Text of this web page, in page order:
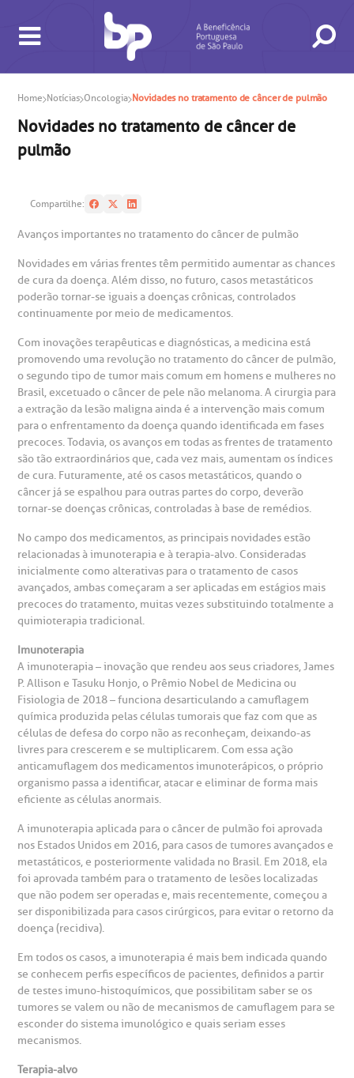
BUSCA
CONSULTAS E EXAMES
de consultas e exames
in antecipado
de exames
de Exames
ATENDIMENTO 24H
SAC
A BP conta com você para melhorar sempre a qualidade do
atendimento e dos serviços prestados.
A Ouvidoria e SAC são canais para você, cliente da BP, tirar
suas dúvidas, registrar suas reclamações ou fazer elogios
relacionados ao nosso atendimento e aos nossos serviços.
Horário de atendimento: 2ª a 6ª feira das 7h às 18h
(11)3505-1000
ouvidoria@bp.org.br
CONHEÇA AS UNIDADES
Hospital BP
Endereço:
Rua Maestro Cardim, 769
CEP: 01323-001 | Bela Vista
São Paulo - SP
BP Mirante
Saiba mais
INSTITUCIONAL
e Pesquisa
do médico
de conduta
social da BP
corporativa
social
a BP
NOSSOS SERVIÇOS
Telemedicina BP
Teleinterconsulta
INFORMAÇÕES ÚTEIS
de atendimento
de Visita
socorro
de cópia de prontuário médico
de orçamento particular
de veracidade de atestado
atendimento
Cirurgia
ESPECIALIDADES
de Oncologia e Hematologia
de Excelência em Neurologia e
de Excelência em Ortopedia
especialidades
Home Notícias Oncologia Novidades no tratamento de câncer de pulmão
Novidades no tratamento de câncer de
pulmão
Compartilhe:
Avanços importantes no tratamento do câncer de pulmão
Novidades em várias frentes têm permitido aumentar as chances
de cura da doença. Além disso, no futuro, casos metastáticos
poderão tornar-se iguais a doenças crônicas, controlados
continuamente por meio de medicamentos.
Com inovações terapêuticas e diagnósticas, a medicina está
promovendo uma revolução no tratamento do câncer de pulmão,
o segundo tipo de tumor mais comum em homens e mulheres no
Brasil, excetuado o câncer de pele não melanoma. A cirurgia para
a extração da lesão maligna ainda é a intervenção mais comum
para o enfrentamento da doença quando identificada em fases
precoces. Todavia, os avanços em todas as frentes de tratamento
são tão extraordinários que, cada vez mais, aumentam os índices
de cura. Futuramente, até os casos metastáticos, quando o
câncer já se espalhou para outras partes do corpo, deverão
tornar-se doenças crônicas, controladas à base de remédios.
No campo dos medicamentos, as principais novidades estão
relacionadas à imunoterapia e à terapia-alvo. Consideradas
inicialmente como alterativas para o tratamento de casos
avançados, ambas começaram a ser aplicadas em estágios mais
precoces do tratamento, muitas vezes substituindo totalmente a
quimioterapia tradicional.
Imunoterapia
A imunoterapia – inovação que rendeu aos seus criadores, James
P. Allison e Tasuku Honjo, o Prêmio Nobel de Medicina ou
Fisiologia de 2018 – funciona desarticulando a camuflagem
química produzida pelas células tumorais que faz com que as
células de defesa do corpo não as reconheçam, deixando-as
livres para crescerem e se multiplicarem. Com essa ação
anticamuflagem dos medicamentos imunoterápicos, o próprio
organismo passa a identificar, atacar e eliminar de forma mais
eficiente as células anormais.
A imunoterapia aplicada para o câncer de pulmão foi aprovada
nos Estados Unidos em 2016, para casos de tumores avançados e
metastáticos, e posteriormente validada no Brasil. Em 2018, ela
foi aprovada também para o tratamento de lesões localizadas
que não podem ser operadas e, mais recentemente, começou a
ser disponibilizada para casos cirúrgicos, para evitar o retorno da
doença (recidiva).
Em todos os casos, a imunoterapia é mais bem indicada quando
se conhecem perfis específicos de pacientes, definidos a partir
de testes imuno-histoquímicos, que possibilitam saber se os
tumores se valem ou não de mecanismos de camuflagem para se
esconder do sistema imunológico e quais seriam esses
mecanismos.
Terapia-alvo